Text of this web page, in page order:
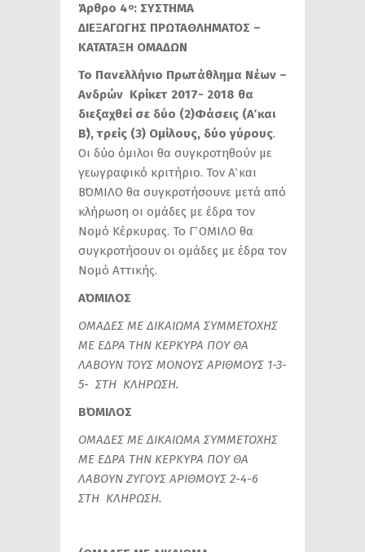
Άρθρο 4ο: ΣΥΣΤΗΜΑ
ΔΙΕΞΑΓΩΓΗΣ ΠΡΩΤΑΘΛΗΜΑΤΟΣ –
ΚΑΤΑΤΑΞΗ ΟΜΑΔΩΝ
Το Πανελλήνιο Πρωτάθλημα Νέων –
Ανδρών Κρίκετ 2017- 2018 θα
διεξαχθεί σε δύο (2)Φάσεις (Α΄ και
Β΄), τρείς (3) Ομίλους, δύο γύρους.
Οι δύο όμιλοι θα συγκροτηθούν με
γεωγραφικό κριτήριο. Τον Α΄ και
Β΄ΟΜΙΛΟ θα συγκροτήσουνε μετά από
κλήρωση οι ομάδες με έδρα τον
Νομό Κέρκυρας. Το Γ΄ ΟΜΙΛΟ θα
συγκροτήσουν οι ομάδες με έδρα τον
Νομό Αττικής.
Α΄ΟΜΙΛΟΣ
ΟΜΑΔΕΣ ΜΕ ΔΙΚΑΙΩΜΑ ΣΥΜΜΕΤΟΧΗΣ
ΜΕ ΕΔΡΑ ΤΗΝ ΚΕΡΚΥΡΑ ΠΟΥ ΘΑ
ΛΑΒΟΥΝ ΤΟΥΣ ΜΟΝΟΥΣ ΑΡΙΘΜΟΥΣ 1-3-
5- ΣΤΗ ΚΛΗΡΩΣΗ.
Β΄ΟΜΙΛΟΣ
ΟΜΑΔΕΣ ΜΕ ΔΙΚΑΙΩΜΑ ΣΥΜΜΕΤΟΧΗΣ
ΜΕ ΕΔΡΑ ΤΗΝ ΚΕΡΚΥΡΑ ΠΟΥ ΘΑ
ΛΑΒΟΥΝ ΖΥΓΟΥΣ ΑΡΙΘΜΟΥΣ 2-4-6
ΣΤΗ ΚΛΗΡΩΣΗ.